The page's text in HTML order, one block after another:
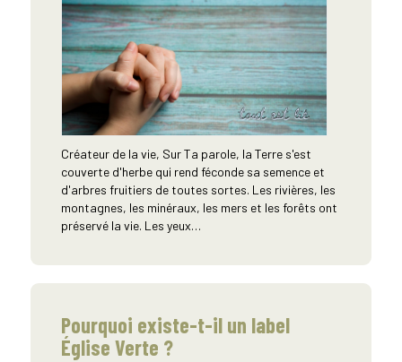
Créateur de la vie, Sur Ta parole, la Terre s'est
couverte d'herbe qui rend féconde sa semence et
d'arbres fruitiers de toutes sortes. Les rivières, les
montagnes, les minéraux, les mers et les forêts ont
préservé la vie. Les yeux…
Pourquoi existe-t-il un label
Église Verte ?